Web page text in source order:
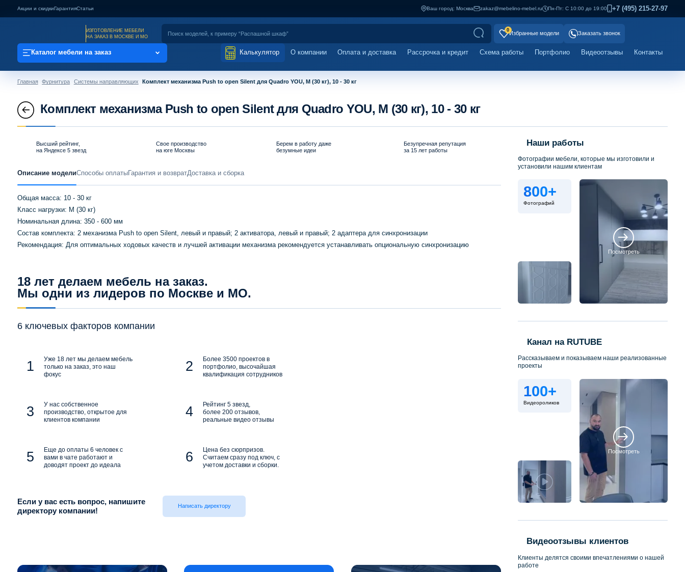
Акции и скидкиГарантияСтатьи Ваш город: Москва zakaz@mebelino-mebel.ru Пн-Пт: С 10:00 до 19:00 +7 (495) 215-27-97
ИЗГОТОВЛЕНИЕ МЕБЕЛИ
НА ЗАКАЗ В МОСКВЕ И МО
0
Избранные модели Заказать звонок
Каталог мебели на заказ Калькулятор О компании Оплата и доставка Рассрочка и кредит Схема работы Портфолио Видеоотзывы Контакты
Главная Фурнитура Системы направляющих Комплект механизма Push to open Silent для Quadro YOU, M (30 кг), 10 - 30 кг
Комплект механизма Push to open Silent для Quadro YOU, M (30 кг), 10 - 30 кг
Высший рейтинг,
на Яндексе 5 звезд
Свое производство
на юге Москвы
Берем в работу даже
безумные идеи
Безупречная репутация
за 15 лет работы
Описание модели Способы оплатыГарантия и возвратДоставка и сборка
Общая масса: 10 - 30 кг
Класс нагрузки: M (30 кг)
Номинальная длина: 350 - 600 мм
Состав комплекта: 2 механизма Push to open Silent, левый и правый; 2 активатора, левый и правый; 2 адаптера для синхронизации
Рекомендация: Для оптимальных ходовых качеств и лучшей активации механизма рекомендуется устанавливать опциональную синхронизацию
18 лет делаем мебель на заказ.
Мы одни из лидеров по Москве и МО.
6 ключевых факторов компании
Уже 18 лет мы делаем мебель
только на заказ, это наш
фокус
Более 3500 проектов в
портфолио, высочайшая
квалификация сотрудников
У нас собственное
производство, открытое для
клиентов компании
Рейтинг 5 звезд,
более 200 отзывов,
реальные видео отзывы
Еще до оплаты 6 человек с
вами в чате работают и
доводят проект до идеала
Цена без сюрпризов.
Считаем сразу под ключ, с
учетом доставки и сборки.
Если у вас есть вопрос, напишите
директору компании!
Написать директору
Наши работы
Фотографии мебели, которые мы изготовили и
установили нашим клиентам
800+
Фотографий
Посмотреть
Канал на RUTUBE
Рассказываем и показываем наши реализованные
проекты
100+
Видеороликов
Посмотреть
Видеоотзывы клиентов
Клиенты делятся своими впечатлениями о нашей
работе